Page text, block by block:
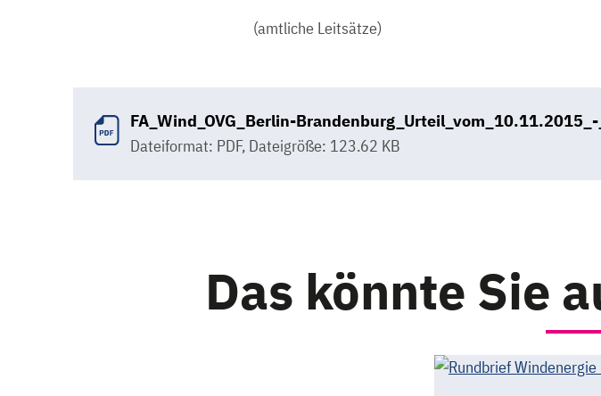
(amtliche Leitsätze)
FA_Wind_OVG_Berlin-
Dateiformat: PDF, Dateigröße: 123.62 KB
Das könnte Sie